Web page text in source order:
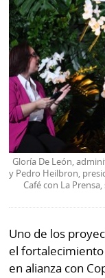
Gloría De León,
y Pedro Heilbron,
Café con La
Uno de los
el
en alianza con